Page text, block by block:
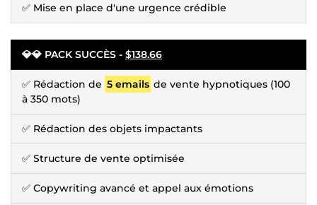
✅ Mise en place d'une urgence crédible
💎💎 PACK SUCCÈS - $138.66
✅ Rédaction de 5 emails de vente hypnotiques (100
à 350 mots)
✅ Rédaction des objets impactants
✅ Structure de vente optimisée
✅ Copywriting avancé et appel aux émotions